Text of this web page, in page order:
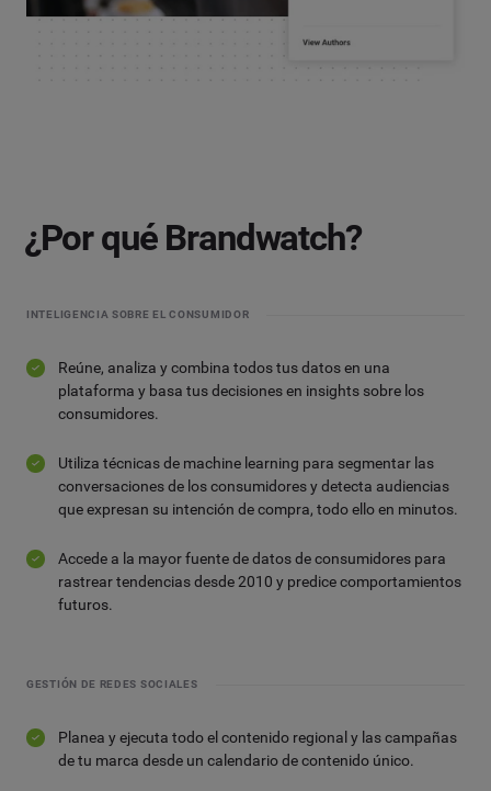
¿Por qué Brandwatch?
INTELIGENCIA SOBRE EL CONSUMIDOR
Reúne, analiza y combina todos tus datos en una
plataforma y basa tus decisiones en insights sobre los
consumidores.
Utiliza técnicas de machine learning para segmentar las
conversaciones de los consumidores y detecta audiencias
que expresan su intención de compra, todo ello en minutos.
Accede a la mayor fuente de datos de consumidores para
rastrear tendencias desde 2010 y predice comportamientos
futuros.
GESTIÓN DE REDES SOCIALES
Planea y ejecuta todo el contenido regional y las campañas
de tu marca desde un calendario de contenido único.